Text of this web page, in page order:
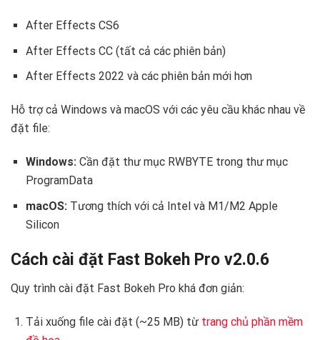
After Effects CS6
After Effects CC (tất cả các phiên bản)
After Effects 2022 và các phiên bản mới hơn
Hỗ trợ cả Windows và macOS với các yêu cầu khác nhau về
đặt file:
Windows:Cần đặt thư mục RWBYTE trong thư mục
ProgramData
macOS: Tương thích với cả Intel và M1/M2 Apple
Silicon
Cách cài đặt Fast Bokeh Pro v2.0.6
Quy trình cài đặt Fast Bokeh Pro khá đơn giản:
Tải xuống file cài đặt (~25 MB) từ trang chủ phần mềm